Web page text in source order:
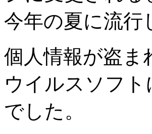
今年の夏に流行
個人情報が盗ま
ウイルスソフ
でした。